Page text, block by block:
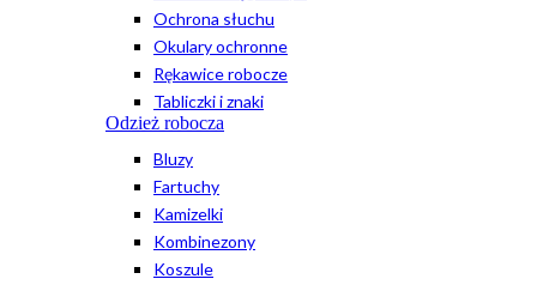
Ochrona słuchu
Okulary ochronne
Rękawice robocze
Tabliczki i znaki
Odzież robocza
Bluzy
Fartuchy
Kamizelki
Kombinezony
Koszule